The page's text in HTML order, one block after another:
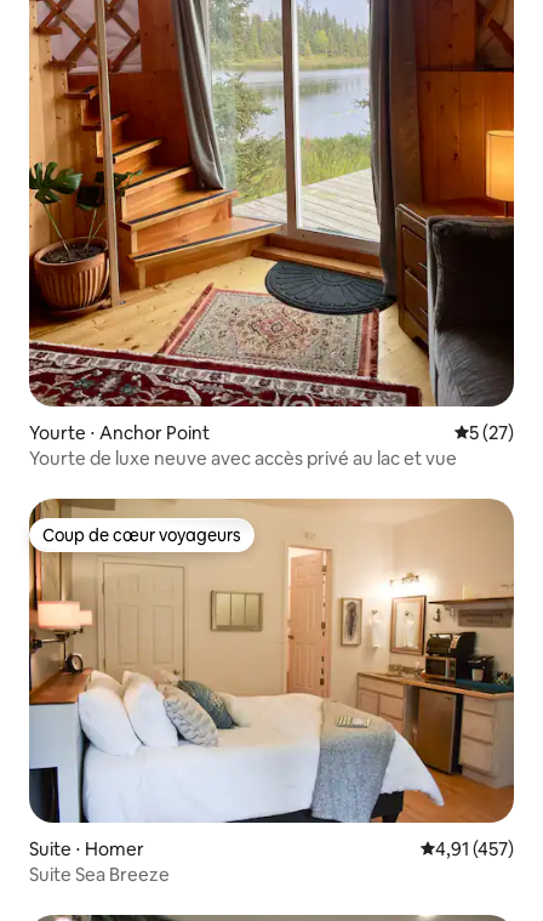
Yourte ⋅ Anchor Point
5 (27)
Yourte de luxe neuve avec accès privé au lac et vue
Coup de cœur voyageurs
Coup de cœur voyageurs
Suite ⋅ Homer Évaluation
4,91 (457)
Suite Sea Breeze